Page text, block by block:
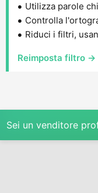
Utilizza parole
Controlla
Riduci i filtri,
Reimposta filtro →
Sei un venditore